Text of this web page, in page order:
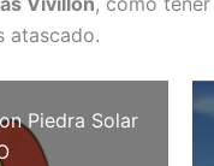
atascado.
Piedra Solar